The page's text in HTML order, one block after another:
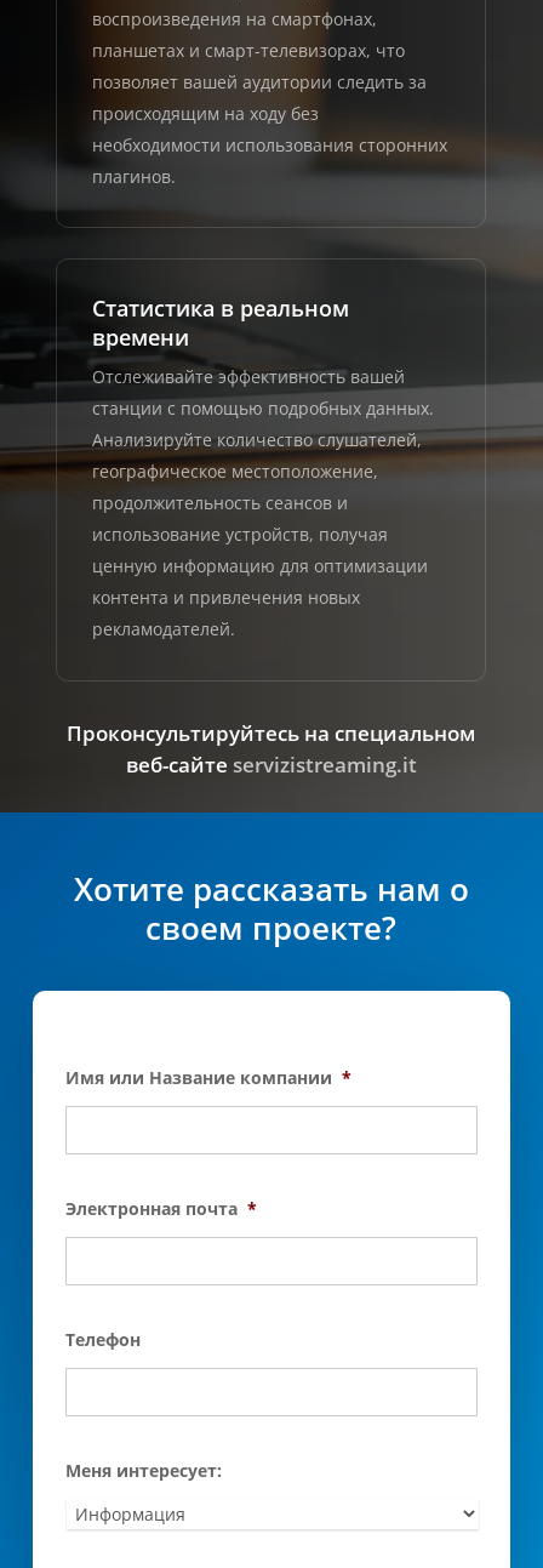
воспроизведения на смартфонах,
планшетах и смарт-телевизорах, что
позволяет вашей аудитории следить за
происходящим на ходу без
необходимости использования сторонних
плагинов.
Статистика в реальном
времени
Отслеживайте эффективность вашей
станции с помощью подробных данных.
Анализируйте количество слушателей,
географическое местоположение,
продолжительность сеансов и
использование устройств, получая
ценную информацию для оптимизации
контента и привлечения новых
рекламодателей.
Проконсультируйтесь на специальном
веб-сайте servizistreaming.it
Хотите рассказать нам о
своем проекте?
Имя или Название компании *
Электронная почта *
Телефон
Меня интересует: